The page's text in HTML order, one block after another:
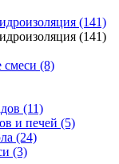
(141)
(141)
(8)
(11)
и печей (5)
(24)
(3)